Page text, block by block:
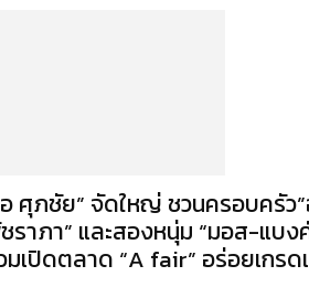
อ ศุภชัย” จัดใหญ่ ชวนครอบครัว
ราภา” และสองหนุ่ม “มอส-แบง
มเปิดตลาด “A fair” อร่อยเกรด